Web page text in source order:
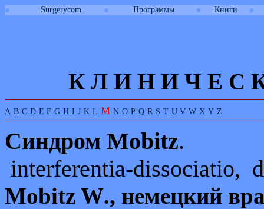
● Surgerycom ● Программы ● Книги ●
К Л И Н И Ч Е С
A B C D E F G H I J K L M N O P Q R S T U V W X Y Z
Синдром Mobitz.
interferentia-dissociatio,
Mobitz W., немецкий